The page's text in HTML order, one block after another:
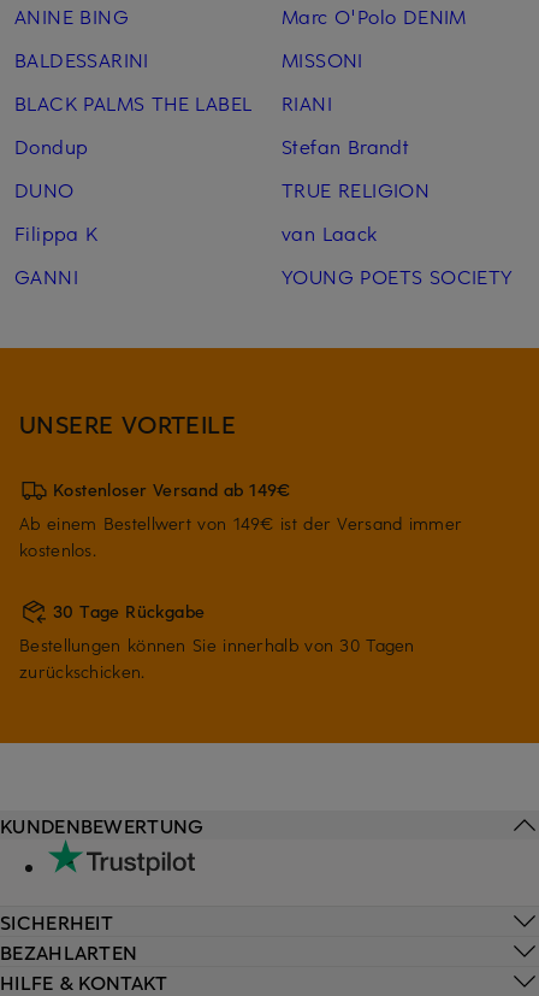
ANINE BING
BALDESSARINI
BLACK PALMS THE LABEL
Dondup
DUNO
Filippa K
GANNI
Marc O'Polo DENIM
MISSONI
RIANI
Stefan Brandt
TRUE RELIGION
van Laack
YOUNG POETS SOCIETY
UNSERE VORTEILE
Kostenloser Versand ab 149€
Ab einem Bestellwert von 149€ ist der Versand immer
kostenlos.
30 Tage Rückgabe
Bestellungen können Sie innerhalb von 30 Tagen
zurückschicken.
HILFE & KONTAKT
KUNDENBEWERTUNG
SICHERHEIT
BEZAHLARTEN